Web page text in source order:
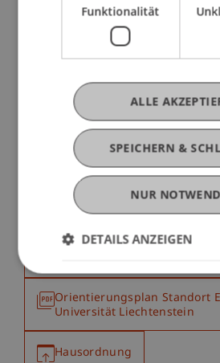
Anreise mit dem Auto
Parkieren auf dem
Downloads
Lageplan Universität
Orientierungsplan Campus
Orientierungsplan Standort
Universität Liechtenstein
Hausordnung
Funktionalität
SPEICHERN &
ALLE
NUR
DETAILS ANZEIGEN